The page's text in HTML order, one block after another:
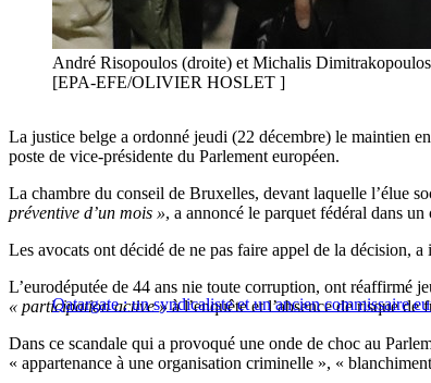
André Risopoulos (droite) et Michalis
[EPA-EFE/OLIVIER HOSLET ]
La justice belge a ordonné jeudi (22 décembre) le maintien
poste de vice-présidente du Parlement européen.
La chambre du conseil de Bruxelles, devant laquelle l’élue
préventive d’un mois », a annoncé le parquet fédéral dans
Les avocats ont décidé de ne pas faire appel de la décision,
Qatargate : un syndicaliste et un ancien commissaire
L’eurodéputée de 44 ans nie toute corruption, ont réaffirmé
« participation active »à l’enquête et l’absence de risque de
Dans ce scandale qui a provoqué une onde de choc au
« appartenance à une organisation criminelle », «